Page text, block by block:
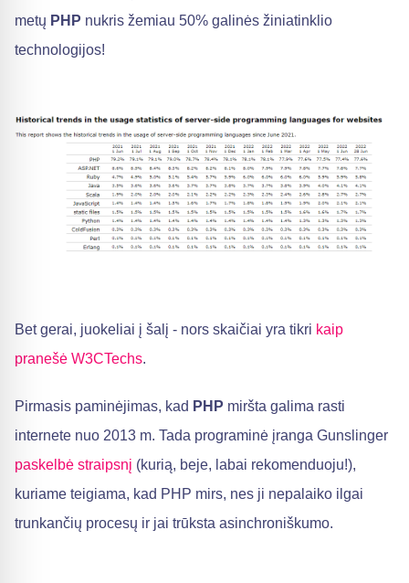
metų PHP nukris žemiau 50% galinės žiniatinklio
technologijos!
Bet gerai, juokeliai į šalį - nors skaičiai yra tikri kaip
pranešė W3CTechs.
Pirmasis paminėjimas, kad PHP miršta galima rasti
internete nuo 2013 m. Tada programinė įranga Gunslinger
paskelbė straipsnį (kurią, beje, labai rekomenduoju!),
kuriame teigiama, kad PHP mirs, nes ji nepalaiko ilgai
trunkančių procesų ir jai trūksta asinchroniškumo.